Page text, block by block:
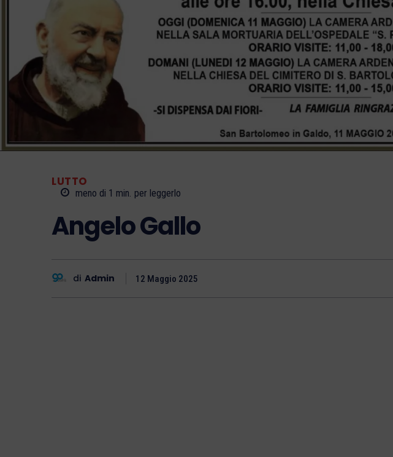
LUTTO
meno di 1 min. per leggerlo
Angelo Gallo
di Admin 12 Maggio 2025